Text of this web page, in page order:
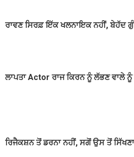
ਰਾਵਣ ਸਿਰਫ਼ ਇੱਕ ਖਲਨਾਇਕ ਨਹੀਂ, ਬੇਹੱਦ
ਲਾਪਤਾ Actor ਰਾਜ ਕਿਰਨ ਨੂੰ ਲੱਭਣ ਵਾਲੇ
ਰਿਜੈਕਸ਼ਨ ਤੋਂ ਡਰਨਾ ਨਹੀਂ, ਸਗੋਂ ਉਸ ਤੋਂ